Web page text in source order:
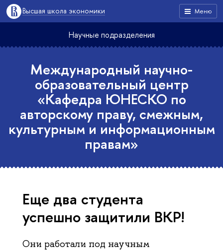
Меню
Высшая школа экономики
Научные подразделения
Международный научно-
образовательный центр
«Кафедра ЮНЕСКО по
авторскому праву, смежным,
культурным и информационным
правам»
Еще два студента
успешно защитили ВКР!
Они работали под научным